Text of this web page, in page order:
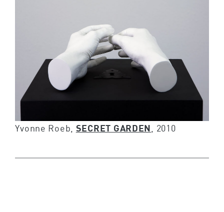
Yvonne Roeb, SECRET GARDEN , 2010